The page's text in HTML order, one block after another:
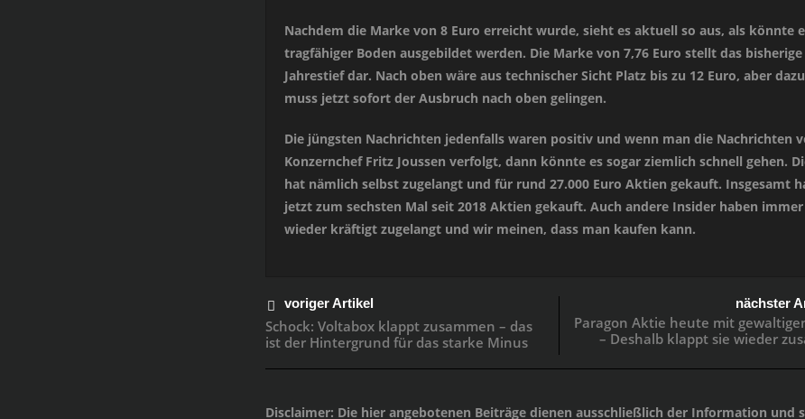
Nachdem die Marke von 8 Euro erreicht wurde, sieht es aktuell so aus, als könnte
tragfähiger Boden ausgebildet werden. Die Marke von 7,76 Euro stellt das bisherige
Jahrestief dar. Nach oben wäre aus technischer Sicht Platz bis zu 12 Euro, aber dazu
muss jetzt sofort der Ausbruch nach oben gelingen.
Die jüngsten Nachrichten jedenfalls waren positiv und wenn man die Nachrichten
Konzernchef Fritz Joussen verfolgt, dann könnte es sogar ziemlich schnell gehen.
hat nämlich selbst zugelangt und für rund 27.000 Euro Aktien gekauft. Insgesamt
jetzt zum sechsten Mal seit 2018 Aktien gekauft. Auch andere Insider haben immer
wieder kräftigt zugelangt und wir meinen, dass man kaufen kann.
voriger Artikel
Schock: Voltabox klappt zusammen – das
ist der Hintergrund für das starke Minus
nächster
Paragon Aktie heute mit
– Deshalb klappt sie wieder
Disclaimer: Die hier angebotenen Beiträge dienen ausschließlich der Information und